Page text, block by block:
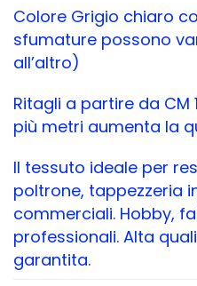
Colore Grigio chiaro
sfumature possono
all’altro)
Ritagli a partire da CM
più metri aumenta la
Il tessuto ideale per
poltrone, tappezzeria
commerciali. Hobby,
professionali. Alta
garantita.